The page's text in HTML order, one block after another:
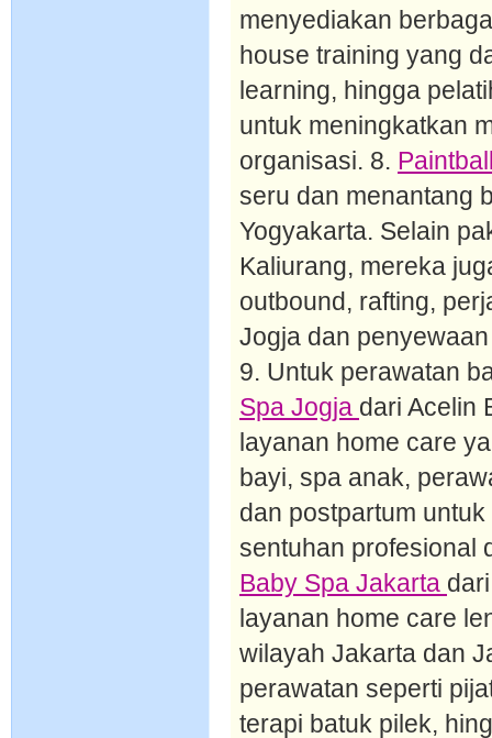
menyediakan
house training yang
learning, hingga
untuk meningkatkan
organisasi. 8.
seru dan menantang
Yogyakarta. Selain
Kaliurang, mereka
outbound, rafting,
Jogja dan
9. Untuk perawatan
Spa Jogja dari Acelin
layanan home care
bayi, spa anak,
dan postpartum
sentuhan profesional
Baby Spa Jakarta
layanan home care
wilayah Jakarta dan
perawatan seperti
terapi batuk pilek,